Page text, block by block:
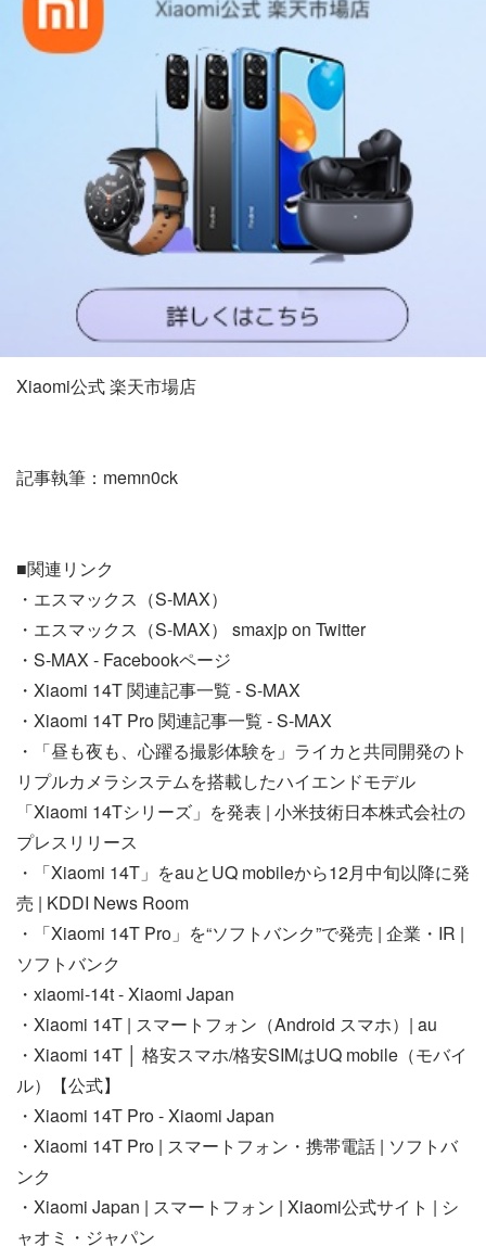
Xiaomi公式 楽天市場店
記事執筆：memn0ck
■関連リンク
・エスマックス（S-MAX）
・エスマックス（S-MAX） smaxjp on Twitter
・S-MAX - Facebookページ
・Xiaomi 14T 関連記事一覧 - S-MAX
・Xiaomi 14T Pro 関連記事一覧 - S-MAX
・「昼も夜も、心躍る撮影体験を」ライカと共同開発のト
リプルカメラシステムを搭載したハイエンドモデル
「Xiaomi 14Tシリーズ」を発表 | 小米技術日本株式会社の
プレスリリース
・「Xiaomi 14T」をauとUQ mobileから12月中旬以降に発
売 | KDDI News Room
・「Xiaomi 14T Pro」を“ソフトバンク”で発売 | 企業・IR |
ソフトバンク
・xiaomi-14t - Xiaomi Japan
・Xiaomi 14T | スマートフォン（Android スマホ）| au
・Xiaomi 14T │ 格安スマホ/格安SIMはUQ mobile（モバイ
ル）【公式】
・Xiaomi 14T Pro - Xiaomi Japan
・Xiaomi 14T Pro | スマートフォン・携帯電話 | ソフトバ
ンク
・Xiaomi Japan | スマートフォン | Xiaomi公式サイト | シ
ャオミ・ジャパン